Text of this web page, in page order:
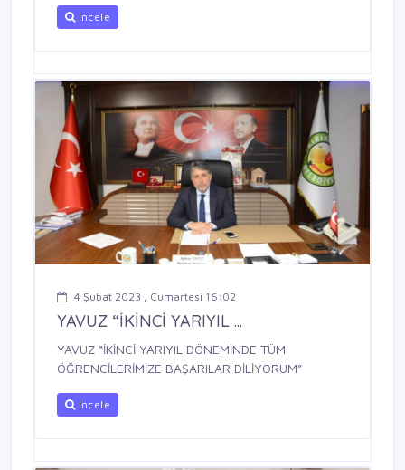
İncele
4 Şubat 2023 , Cumartesi 16:02
YAVUZ “İKİNCİ YARIYIL ...
YAVUZ “İKİNCİ YARIYIL DÖNEMİNDE TÜM
ÖĞRENCİLERİMİZE BAŞARILAR DİLİYORUM”
İncele